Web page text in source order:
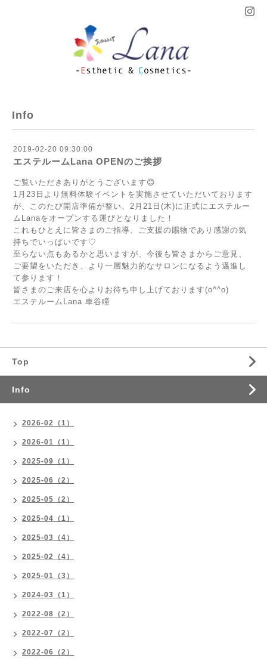
Info
2019-02-20 09:30:00
エステルームLana OPENのご挨拶
ご覧いただきありがとうございます😊
1月23日より無料体験イベントを実施させていただいております
が、このたび開店準備が整い、2月21日(木)に正式にエステルー
ムLanaをオープンする運びとなりました！
これもひとえに皆さまのご指導、ご支援の賜物であり感謝の気
持ちでいっぱいです♡
至らない点もあるかと思いますが、今後も皆さまからご意見、
ご要望をいただき、より一層魅力的なサロンになるよう邁進し
て参ります！
皆さまのご来店を心よりお待ち申し上げております(o^^o)
エステルームLana 車谷瞳
Top
Info
2026-02（1）
2026-01（1）
2025-09（1）
2025-06（2）
2025-05（2）
2025-04（1）
2025-03（4）
2025-02（4）
2025-01（3）
2024-03（1）
2022-08（2）
2022-07（2）
2022-06（2）